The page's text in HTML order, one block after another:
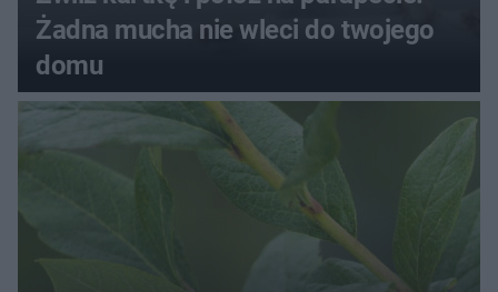
Żadna mucha nie wleci do twojego
domu